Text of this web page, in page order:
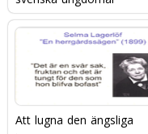
Att lugna den ängsliga